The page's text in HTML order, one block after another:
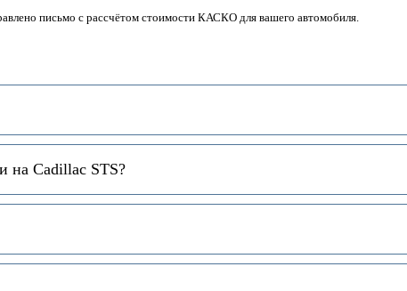
письмо с рассчётом стоимости КАСКО для вашего автомобиля.
на Cadillac STS?